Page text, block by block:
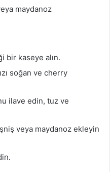
maydanoz
bir kaseye alın.
soğan ve cherry
ilave edin, tuz ve
veya maydanoz ekleyin